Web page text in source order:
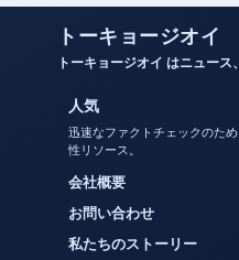
トーキョージオイ
トーキョージオイ はニュー
人気
迅速なファクトチェックのた
性リソース。
会社概要
お問い合わせ
私たちのストーリー